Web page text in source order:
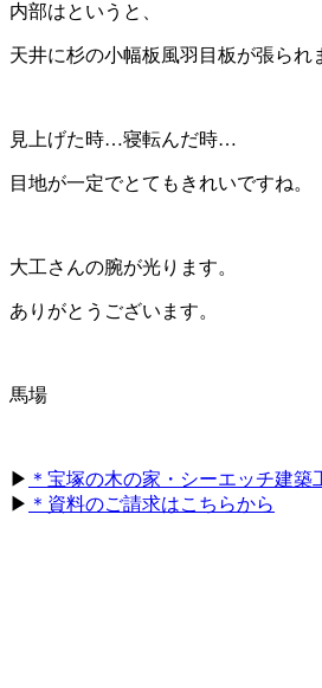
内部はというと、
天井に杉の小幅板風羽目板が張られ
見上げた時…寝転んだ時…
目地が一定でとてもきれいですね。
大工さんの腕が光ります。
ありがとうございます。
馬場
▶ ＊宝塚の木の家・シーエッチ建築
▶ ＊資料のご請求はこちらから